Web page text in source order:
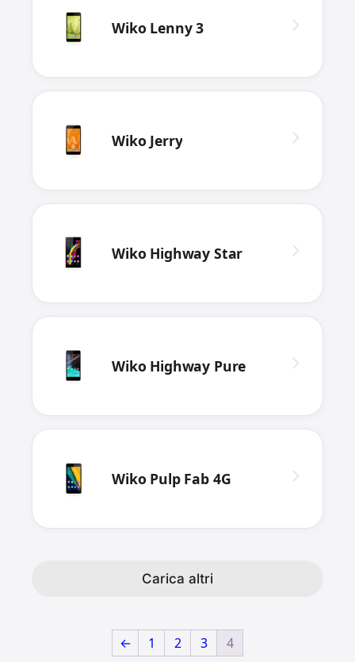
Wiko Lenny 3
Wiko Jerry
Wiko Highway Star
Wiko Highway Pure
Wiko Pulp Fab 4G
Carica altri
← 1 2 3 4